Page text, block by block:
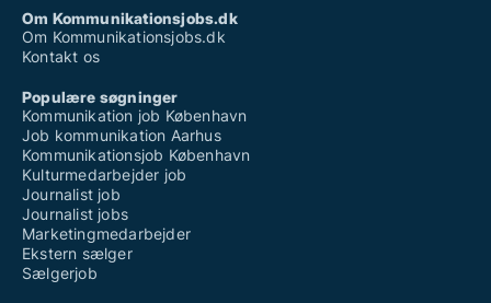
Om Kommunikationsjobs.dk
Om Kommunikationsjobs.dk
Kontakt os
Populære søgninger
Kommunikation job København
Job kommunikation Aarhus
Kommunikationsjob København
Kulturmedarbejder job
Journalist job
Journalist jobs
Marketingmedarbejder
Ekstern sælger
Sælgerjob